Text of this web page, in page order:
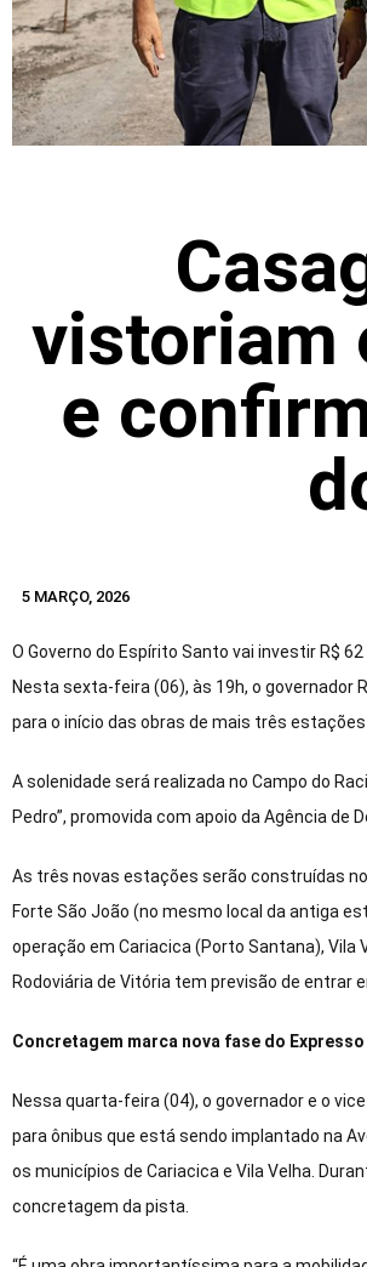
vistoriam
e
5 MARÇO, 2026
O Governo do Espírito Santo vai investir R$
Nesta sexta-feira (06), às 19h, o governador
para o início das obras de mais três estações
A solenidade será realizada no Campo do
Pedro”, promovida com apoio da Agência de
As três novas estações serão construídas no
Forte São João (no mesmo local da antiga
operação em Cariacica (Porto Santana),
Rodoviária de Vitória tem previsão de entrar
Concretagem marca nova fase do Expresso
Nessa quarta-feira (04), o governador e o
para ônibus que está sendo implantado na
os municípios de Cariacica e Vila Velha.
concretagem da pista.